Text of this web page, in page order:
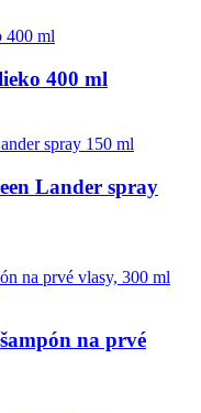
400 ml
Lander spray
na prvé